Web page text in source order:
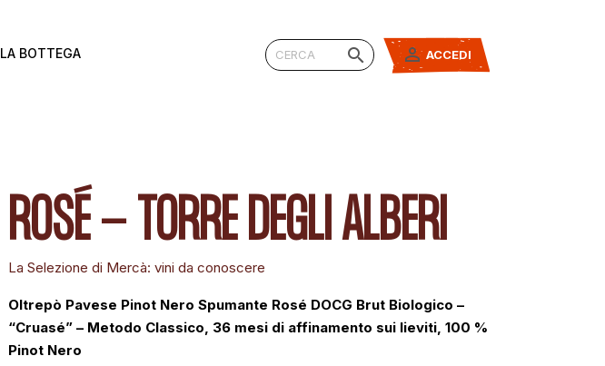
LA BOTTEGA   ACCEDI
ROSÉ - TORRE DEGLI ALBERI
La Selezione di Mercà: vini da conoscere
Oltrepò Pavese Pinot Nero Spumante Rosé DOCG Brut Biologico –
“Cruasé” – Metodo Classico, 36 mesi di affinamento sui lieviti, 100 %
Pinot Nero